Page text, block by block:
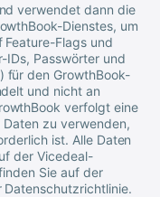
verwendet dann die
Dienstes, um
Flags und
IDs, Passwörter und
für den GrowthBook-
und nicht an
verfolgt eine
Daten zu verwenden,
ist. Alle Daten
derVicedeal-
Sie auf der
Datenschutzrichtlinie.